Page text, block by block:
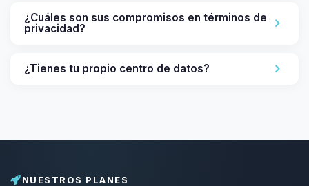
¿Cuáles son sus compromisos en términos de
privacidad?
¿Tienes tu propio centro de datos?
NUESTROS PLANES